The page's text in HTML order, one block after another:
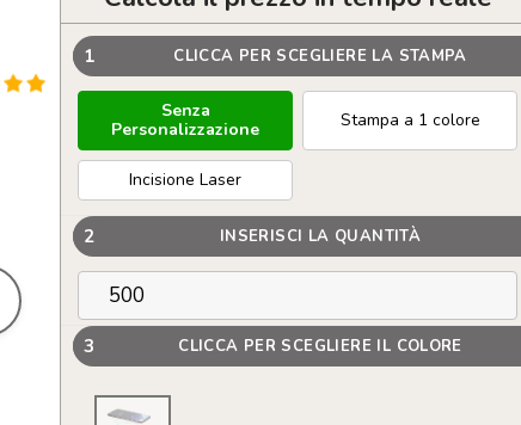
1 CLICCA PER SCEGLIERE LA STAMPA
Senza
Personalizzazione
Stampa a 1 colore
Incisione Laser
2 INSERISCI LA QUANTITÀ
3 CLICCA PER SCEGLIERE IL COLORE